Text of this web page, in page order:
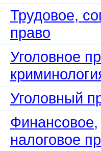
Трудовое,
право
Уголовное
Уголовный
Финансовое,
налоговое